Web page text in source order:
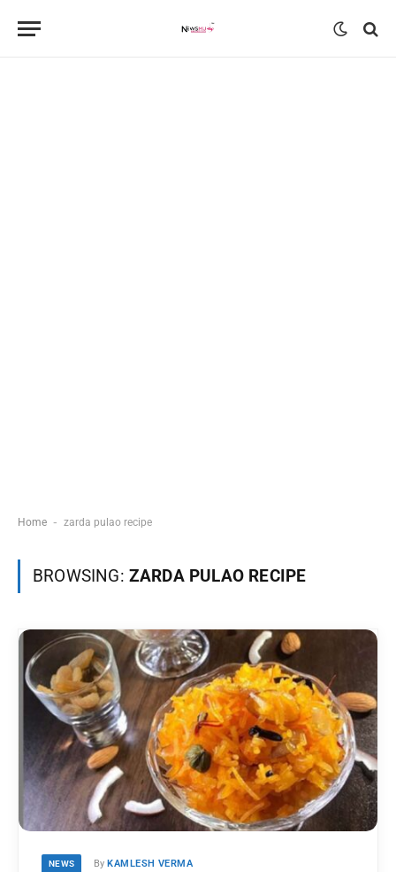
Home - zarda pulao recipe
BROWSING: ZARDA PULAO RECIPE
NEWS By KAMLESH VERMA